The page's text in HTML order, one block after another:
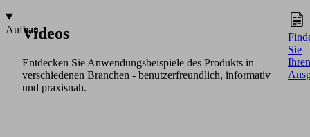
AufbauVideos
Entdecken Sie Anwendungsbeispiele des Produkts in
verschiedenen Branchen - benutzerfreundlich, informativ
und praxisnah.
Sie
Ihren